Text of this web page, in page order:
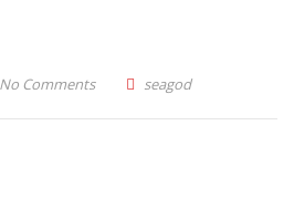
No Comments seagod